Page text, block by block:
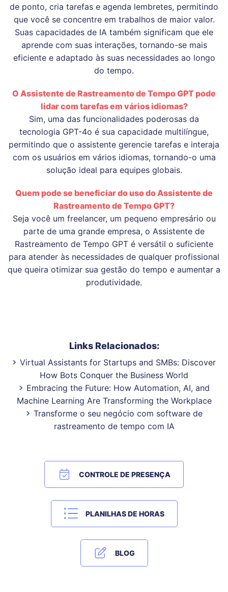
de ponto, cria tarefas e agenda lembretes, permitindo
que você se concentre em trabalhos de maior valor.
Suas capacidades de IA também significam que ele
aprende com suas interações, tornando-se mais
eficiente e adaptado às suas necessidades ao longo
do tempo.
O Assistente de Rastreamento de Tempo GPT pode
lidar com tarefas em vários idiomas?
Sim, uma das funcionalidades poderosas da
tecnologia GPT-4o é sua capacidade multilíngue,
permitindo que o assistente gerencie tarefas e interaja
com os usuários em vários idiomas, tornando-o uma
solução ideal para equipes globais.
Quem pode se beneficiar do uso do Assistente de
Rastreamento de Tempo GPT?
Seja você um freelancer, um pequeno empresário ou
parte de uma grande empresa, o Assistente de
Rastreamento de Tempo GPT é versátil o suficiente
para atender às necessidades de qualquer profissional
que queira otimizar sua gestão do tempo e aumentar a
produtividade.
Links Relacionados:
Virtual Assistants for Startups and SMBs: Discover
How Bots Conquer the Business World
Embracing the Future: How Automation, AI, and
Machine Learning Are Transforming the Workplace
Transforme o seu negócio com software de
rastreamento de tempo com IA
CONTROLE DE PRESENÇA
PLANILHAS DE HORAS
BLOG